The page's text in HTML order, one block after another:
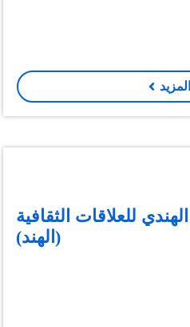
للعلاقات الثقافية
(الهند)